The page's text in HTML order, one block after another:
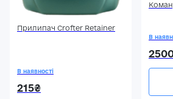
Прилипач Crofter Retainer
В наявності
215₴
В